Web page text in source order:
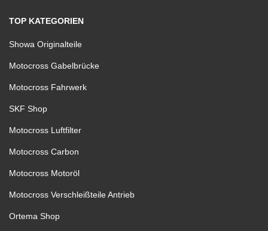
TOP KATEGORIEN
Showa Originalteile
Motocross Gabelbrücke
Motocross Fahrwerk
SKF Shop
Motocross Luftfilter
Motocross Carbon
Motocross Motoröl
Motocross Verschleißteile Antrieb
Ortema Shop